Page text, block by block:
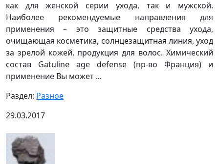
как для женской серии ухода, так и мужской.
Наиболее рекомендуемые направления для
применения – это защитные средства ухода,
очищающая косметика, солнцезащитная линия, уход
за зрелой кожей, продукция для волос. Химический
состав Gatuline age defense (пр-во Франция) и
применение Вы может ...
Раздел: Разное
29.03.2017